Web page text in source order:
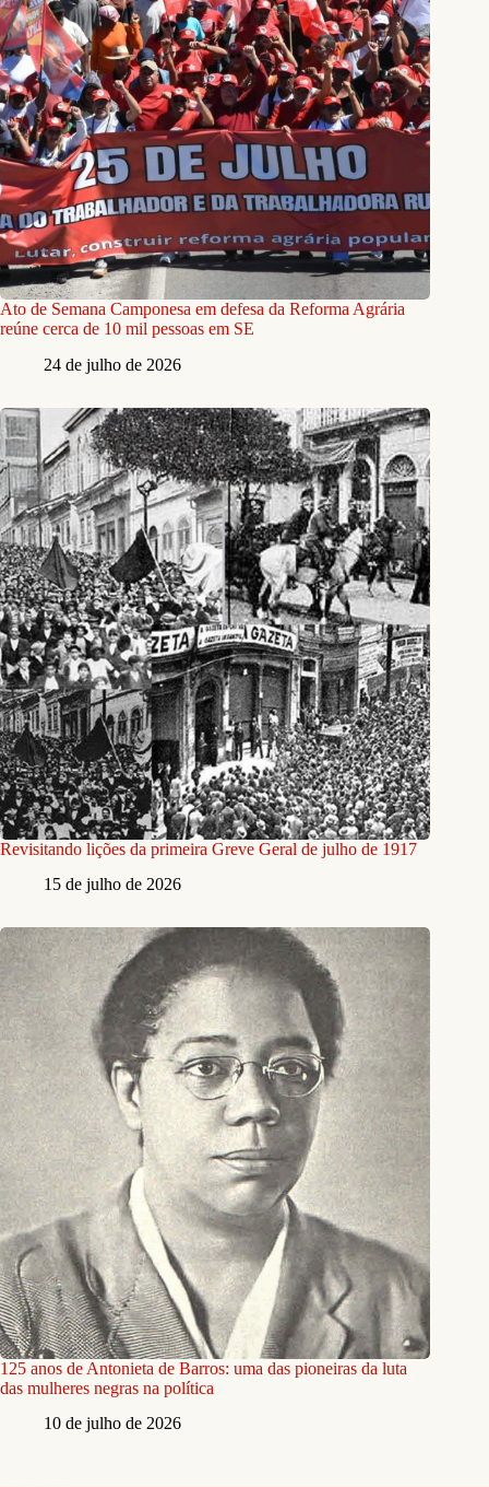
Ato de Semana Camponesa em defesa da Reforma Agrária
reúne cerca de 10 mil pessoas em SE
24 de julho de 2026
Revisitando lições da primeira Greve Geral de julho de 1917
15 de julho de 2026
125 anos de Antonieta de Barros: uma das pioneiras da luta
das mulheres negras na política
10 de julho de 2026